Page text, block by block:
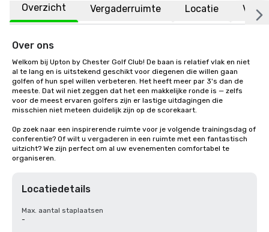
Overzicht Vergaderruimte Locatie
Over ons
Welkom bij Upton by Chester Golf Club! De baan is relatief vlak en niet
al te lang en is uitstekend geschikt voor diegenen die willen gaan
golfen of hun spel willen verbeteren. Het heeft meer par 3's dan de
meeste. Dat wil niet zeggen dat het een makkelijke ronde is — zelfs
voor de meest ervaren golfers zijn er lastige uitdagingen die
misschien niet meteen duidelijk zijn op de scorekaart.
Op zoek naar een inspirerende ruimte voor je volgende trainingsdag of
conferentie? Of wilt u vergaderen in een ruimte met een fantastisch
uitzicht? We zijn perfect om al uw evenementen comfortabel te
organiseren.
Locatiedetails
Max. aantal staplaatsen
-